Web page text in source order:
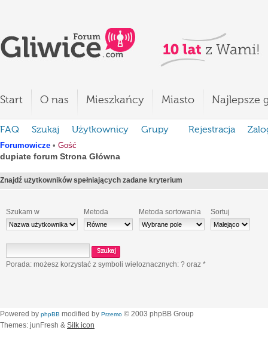
Start O nas Mieszkańcy Miasto Najlepsze
FAQ Szukaj Użytkownicy Grupy Rejestracja
Forumowicze • Gość
dupiate forum Strona Główna
Znajdź użytkowników spełniających zadane kryterium
Szukam w Metoda Metoda sortowania Sortuj
Porada: możesz korzystać z symboli wieloznacznych: ? oraz *
Powered by phpBB modified by Przemo © 2003 phpBB Group
Themes: junFresh & Silk icon